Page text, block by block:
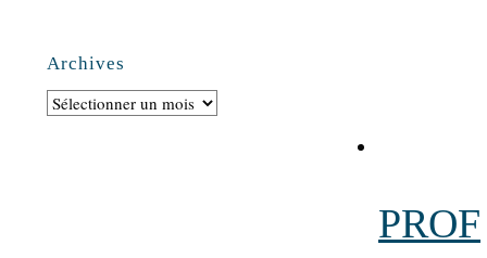
Archives
Archives
PROF